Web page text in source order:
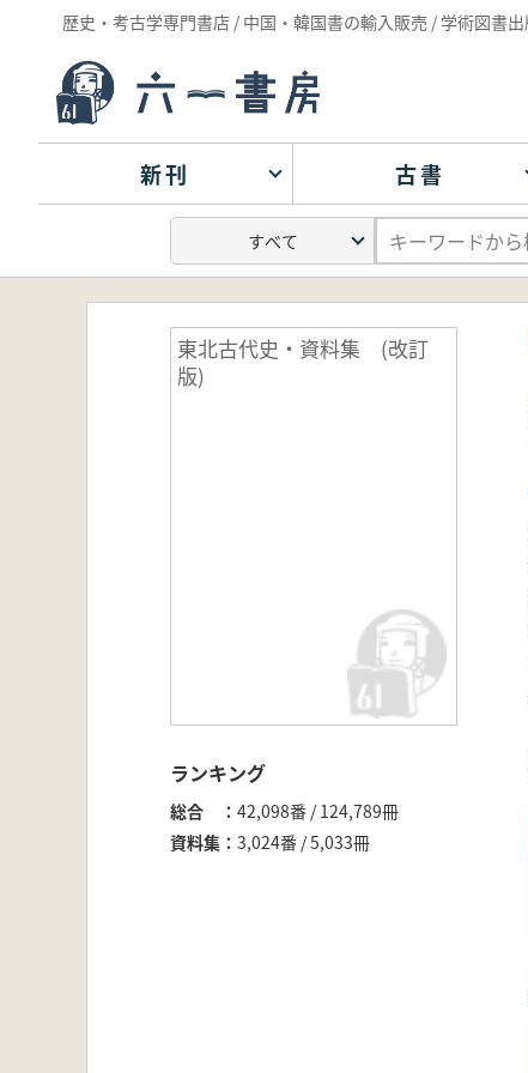
歴史・考古学専門書店 / 中国・韓国書の輸入販売 / 学術図書
新刊 古書
東北古代史・資料集 (改訂
版)
ランキング
総合
42,098番 / 124,789冊
資料集
3,024番 / 5,033冊